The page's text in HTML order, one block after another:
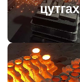
цутгах